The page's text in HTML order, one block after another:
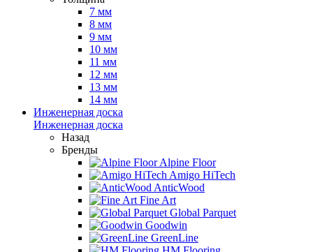
7 мм
8 мм
9 мм
10 мм
11 мм
12 мм
13 мм
14 мм
Инженерная доска
Инженерная доска
Назад
Бренды
Alpine Floor
Amigo HiTech
AnticWood
Fine Art
Global Parquet
Goodwin
GreenLine